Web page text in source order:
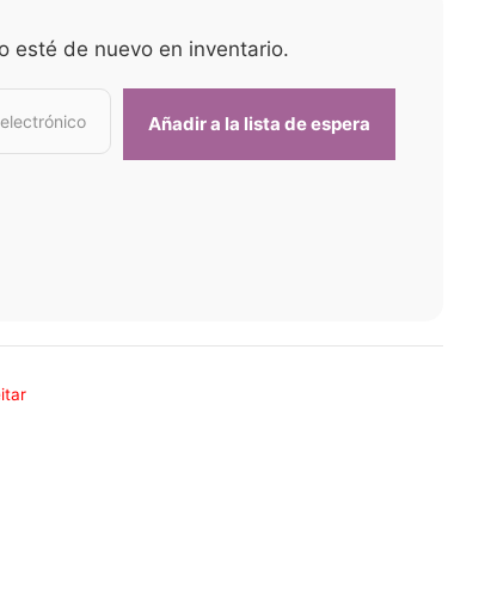
esté de nuevo en inventario.